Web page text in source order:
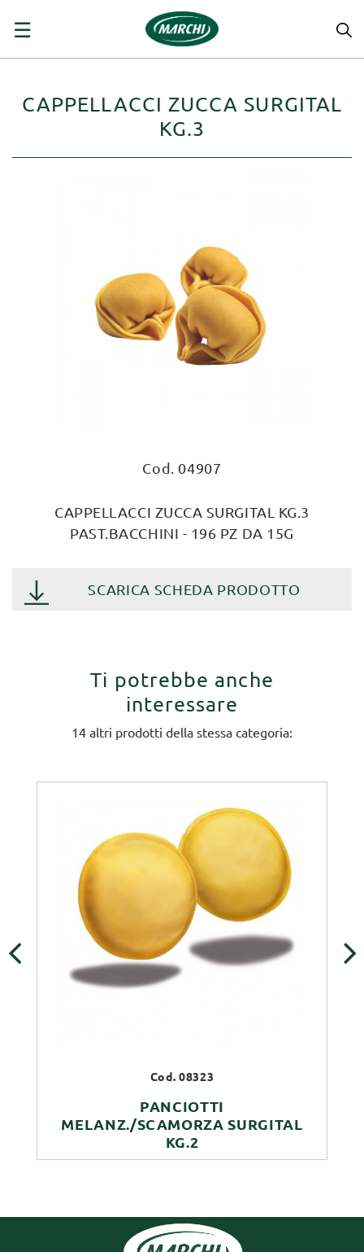
navigazione
☰
CAPPELLACCI ZUCCA SURGITAL
KG.3
Cod. 04907
CAPPELLACCI ZUCCA SURGITAL KG.3
PAST.BACCHINI - 196 PZ DA 15G
SCARICA SCHEDA PRODOTTO
Ti potrebbe anche
interessare
14 altri prodotti della stessa categoria:
Cod. 08323
PANCIOTTI
MELANZ./SCAMORZA SURGITAL
KG.2